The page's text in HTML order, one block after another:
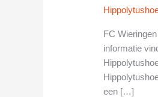
FC
informatie
een […]